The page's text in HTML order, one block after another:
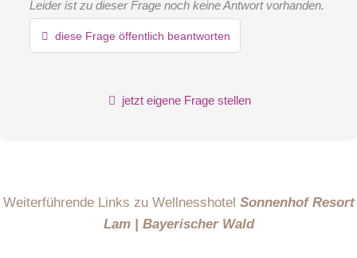
Datenschutzerklärunghabe ich zur Kenntnis genommen.
Bitte beachten Sie, öffentliche Fragen sind
Leider ist zu dieser Frage noch keine Antwort vorhanden.
diese Frage öffentlich beantworten
jetzt eigene Frage stellen
Weiterführende Links zu Wellnesshotel Sonnenhof Resort
Lam | Bayerischer Wald